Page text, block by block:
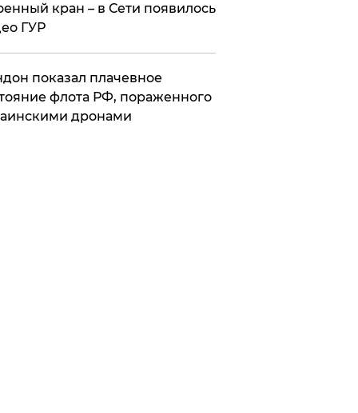
кран – в Сети появилось
ГУР
показал плачевное
флота РФ, пораженного
дронами